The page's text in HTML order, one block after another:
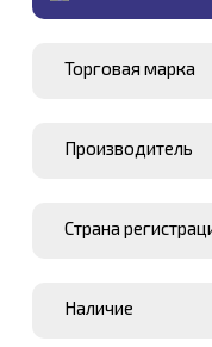
Торговая марка
Производитель
Страна
Наличие